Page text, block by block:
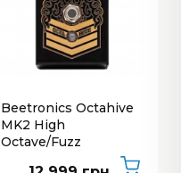
Beetronics Octahive
MK2 High
Octave/Fuzz